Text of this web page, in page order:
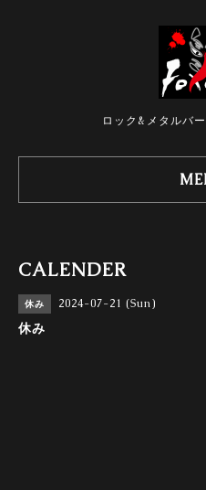
ロック&メタルバ
CALENDER
休み 2024-07-21 (Sun)
休み